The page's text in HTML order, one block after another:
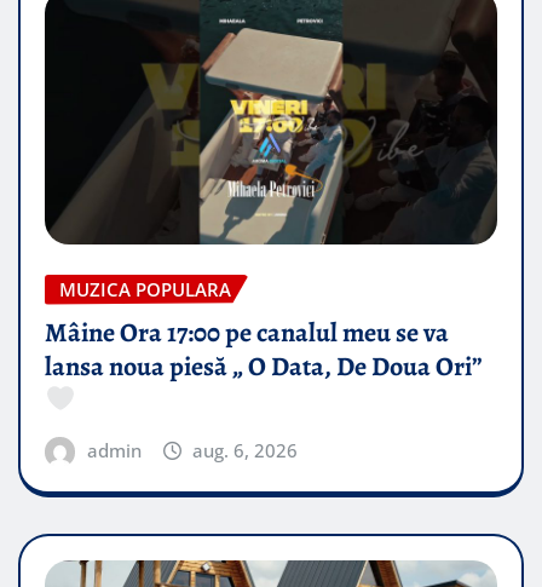
MUZICA POPULARA
Mâine Ora 17:00 pe canalul meu se va
lansa noua piesă „ O Data, De Doua Ori”
admin aug. 6, 2026